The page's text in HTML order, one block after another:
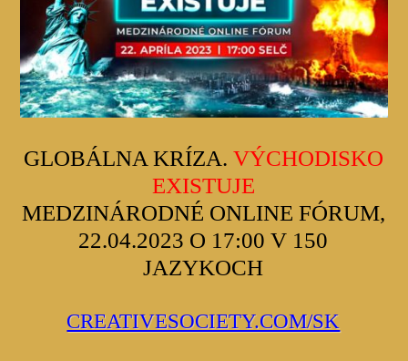
GLOBÁLNA KRÍZA. VÝCHODISKO
EXISTUJE
MEDZINÁRODNÉ ONLINE FÓRUM,
22.04.2023 O 17:00 V 150
JAZYKOCH
CREATIVESOCIETY.COM/SK